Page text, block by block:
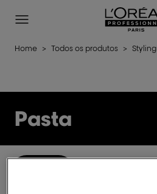
L'Oréal Professionnel Paris
Site Menu
Home > Todos os produtos > Styling
Pasta